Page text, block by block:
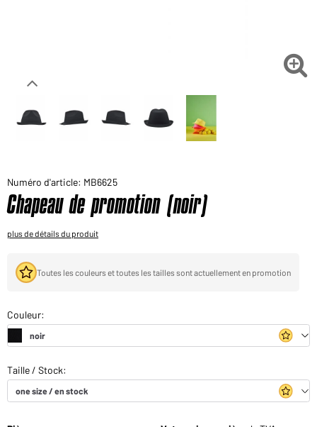

Numéro d'article: MB6625
Chapeau de promotion (noir)
plus de détails du produit
Toutes les couleurs et toutes les tailles sont actuellement en promotion